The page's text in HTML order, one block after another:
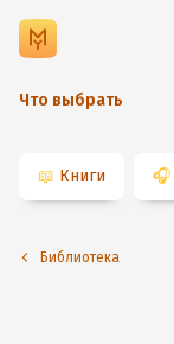
Что выбрать
📖 Книги 🎧
Библиотека